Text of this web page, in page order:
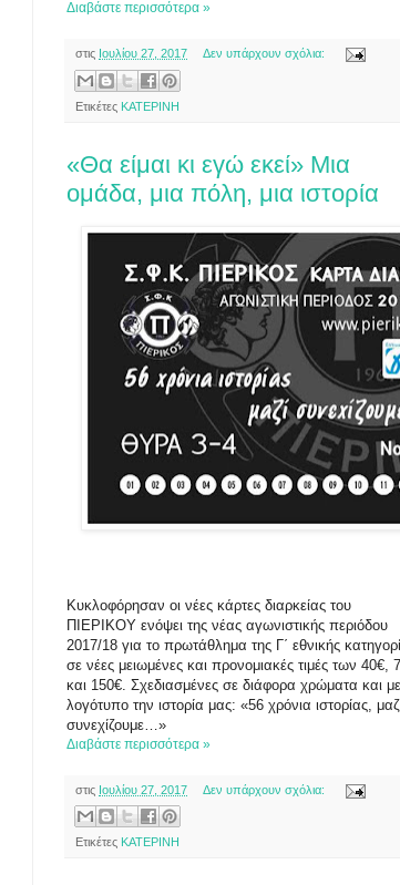
Διαβάστε περισσότερα »
στις Ιουλίου 27, 2017 Δεν υπάρχουν σχόλια:
Ετικέτες ΚΑΤΕΡΙΝΗ
«Θα είμαι κι εγώ εκεί» Μια
ομάδα, μια πόλη, μια ιστορία
Κυκλοφόρησαν οι νέες κάρτες διαρκείας του
ΠΙΕΡΙΚΟΥ ενόψει της νέας αγωνιστικής περιόδου
2017/18 για το πρωτάθλημα της Γ΄ εθνικής
σε νέες μειωμένες και προνομιακές τιμές των 40€,
και 150€. Σχεδιασμένες σε διάφορα χρώματα και με
λογότυπο την ιστορία μας: «56 χρόνια ιστορίας,
συνεχίζουμε…»
Διαβάστε περισσότερα »
στις Ιουλίου 27, 2017 Δεν υπάρχουν σχόλια:
Ετικέτες ΚΑΤΕΡΙΝΗ